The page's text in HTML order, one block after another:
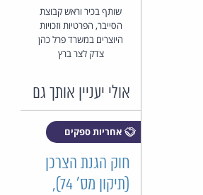
שותף בכיר וראש קבוצת
הסייבר, הפרטיות וזכויות
היוצרים במשרד פרל כהן
צדק לצר ברץ
אולי יעניין אותך גם
אחריות ספקים
חוק הגנת הצרכן
(תיקון מס' 74),